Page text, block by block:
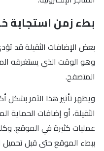
بطء زمن استجابة
بعض الإضافات الثقيلة قد
وهو الوقت الذي يستغرقه
المتصفح.
ويظهر تأثير هذا الأمر بشكل
الثقيلة، أو إضافات الحماية
عمليات كثيرة في الموقع.
ببطء الموقع حتى قبل تحميل